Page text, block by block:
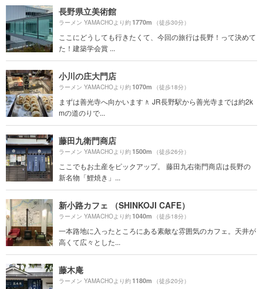
長野県立美術館
ラーメン YAMACHOより約1770m （徒歩30分）
ここにどうしても行きたくて、今回の旅行は長野！って決めて
た！建築学会賞 ...
小川の庄大門店
ラーメン YAMACHOより約1070m （徒歩18分）
まずは善光寺へ向かいます🚶 JR長野駅から善光寺までは約2k
mの道のりで...
藤田九衛門商店
ラーメン YAMACHOより約1500m （徒歩26分）
ここでもお土産をピックアップ。 藤田九右衛門商店は長野の
新名物「鯉焼き」...
新小路カフェ （SHINKOJI CAFE）
ラーメン YAMACHOより約1040m （徒歩18分）
一本路地に入ったところにある素敵な雰囲気のカフェ。天井が
高くて広々とした...
藤木庵
ラーメン YAMACHOより約1180m （徒歩20分）